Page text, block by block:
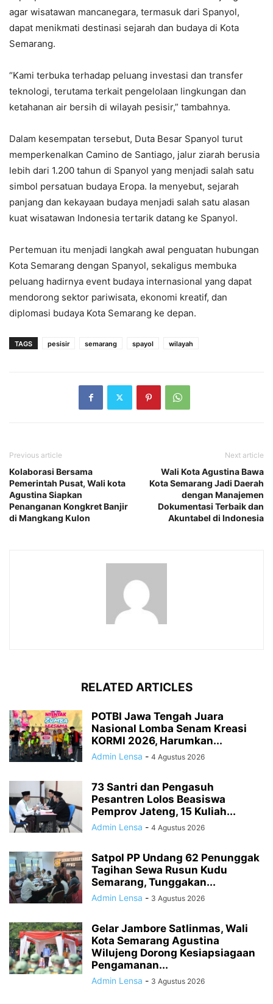
agar wisatawan mancanegara, termasuk dari Spanyol,
dapat menikmati destinasi sejarah dan budaya di Kota
Semarang.
“Kami terbuka terhadap peluang investasi dan transfer
teknologi, terutama terkait pengelolaan lingkungan dan
ketahanan air bersih di wilayah pesisir,” tambahnya.
Dalam kesempatan tersebut, Duta Besar Spanyol turut
memperkenalkan Camino de Santiago, jalur ziarah berusia
lebih dari 1.200 tahun di Spanyol yang menjadi salah satu
simbol persatuan budaya Eropa. Ia menyebut, sejarah
panjang dan kekayaan budaya menjadi salah satu alasan
kuat wisatawan Indonesia tertarik datang ke Spanyol.
Pertemuan itu menjadi langkah awal penguatan hubungan
Kota Semarang dengan Spanyol, sekaligus membuka
peluang hadirnya event budaya internasional yang dapat
mendorong sektor pariwisata, ekonomi kreatif, dan
diplomasi budaya Kota Semarang ke depan.
TAGS pesisir semarang spayol wilayah
Previous article
Kolaborasi Bersama
Pemerintah Pusat, Wali kota
Agustina Siapkan
Penanganan Kongkret Banjir
di Mangkang Kulon
Next article
Wali Kota Agustina Bawa
Kota Semarang Jadi Daerah
dengan Manajemen
Dokumentasi Terbaik dan
Akuntabel di Indonesia
RELATED ARTICLES
POTBI Jawa Tengah Juara
Nasional Lomba Senam Kreasi
KORMI 2026, Harumkan...
Admin Lensa - 4 Agustus 2026
73 Santri dan Pengasuh
Pesantren Lolos Beasiswa
Pemprov Jateng, 15 Kuliah...
Admin Lensa - 4 Agustus 2026
Satpol PP Undang 62 Penunggak
Tagihan Sewa Rusun Kudu
Semarang, Tunggakan...
Admin Lensa - 3 Agustus 2026
Gelar Jambore Satlinmas, Wali
Kota Semarang Agustina
Wilujeng Dorong Kesiapsiagaan
Pengamanan...
Admin Lensa - 3 Agustus 2026